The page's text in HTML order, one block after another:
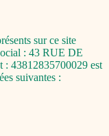
sur ce site
: 43 RUE DE
43812835700029 est
suivantes :